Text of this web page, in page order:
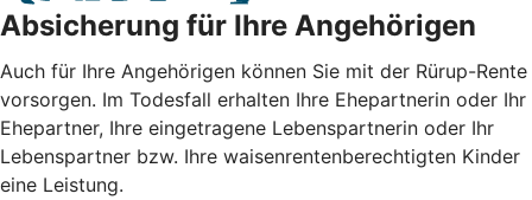
Absicherung für Ihre Angehörigen
Auch für Ihre Angehörigen können Sie mit der Rürup-Rente
vorsorgen. Im Todesfall erhalten Ihre Ehepartnerin oder Ihr
Ehepartner, Ihre eingetragene Lebenspartnerin oder Ihr
Lebenspartner bzw. Ihre waisenrentenberechtigten Kinder
eine Leistung.